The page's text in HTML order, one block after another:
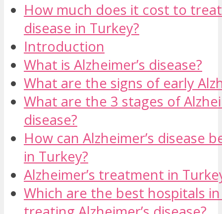
How much does it cost to treat
disease in Turkey?
Introduction
What is Alzheimer’s disease?
What are the signs of early
What are the 3 stages of
disease?
How can Alzheimer’s disease
in Turkey?
Alzheimer’s treatment in
Which are the best hospitals